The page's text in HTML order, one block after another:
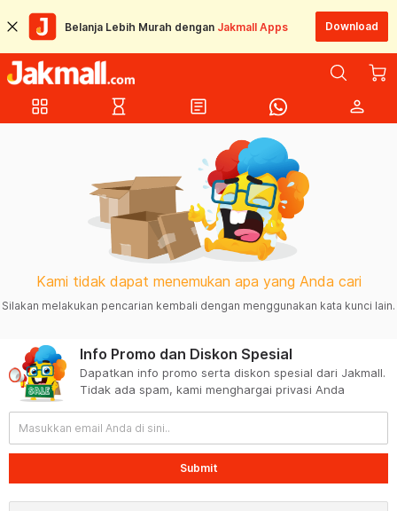
Belanja Lebih Murah dengan Jakmall Apps Download
grid_view hourglass_empty article person
Kami tidak dapat menemukan apa yang Anda cari
Silakan melakukan pencarian kembali dengan menggunakan kata kunci lain.
Info Promo dan Diskon Spesial
Dapatkan info promo serta diskon spesial dari Jakmall.
Tidak ada spam, kami menghargai privasi Anda
Submit